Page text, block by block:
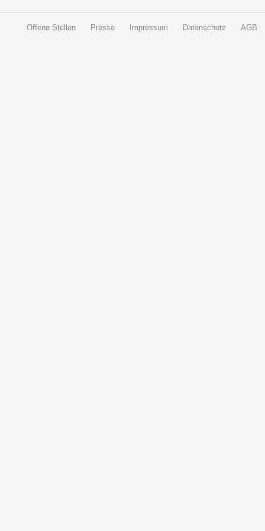
Offene Stellen Presse Impressum Datenschutz AGB